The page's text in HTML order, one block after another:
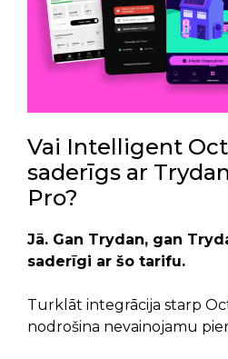
Vai Intelligent
saderīgs ar
Pro?
Jā. Gan Trydan, gan
saderīgi ar šo tarifu.
Turklāt integrācija starp
nodrošina nevainojamu